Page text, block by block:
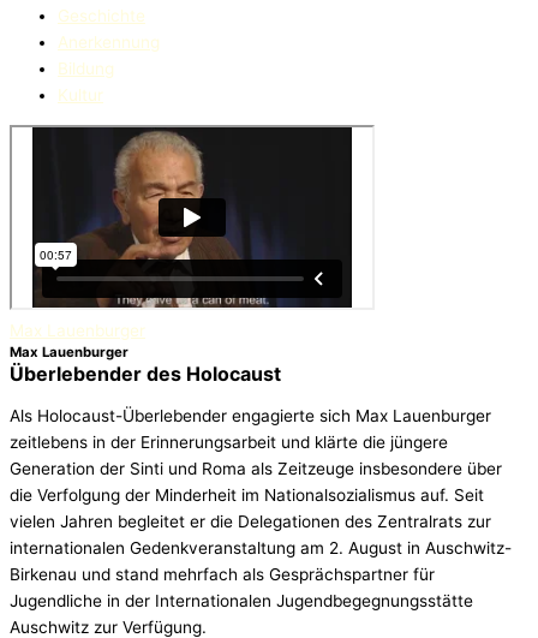
Geschichte
Anerkennung
Bildung
Kultur
Max Lauenburger
Max Lauenburger
Überlebender des Holocaust
Als Holocaust-Überlebender engagierte sich Max Lauenburger
zeitlebens in der Erinnerungsarbeit und klärte die jüngere
Generation der Sinti und Roma als Zeitzeuge insbesondere über
die Verfolgung der Minderheit im Nationalsozialismus auf. Seit
vielen Jahren begleitet er die Delegationen des Zentralrats zur
internationalen Gedenkveranstaltung am 2. August in Auschwitz-
Birkenau und stand mehrfach als Gesprächspartner für
Jugendliche in der Internationalen Jugendbegegnungsstätte
Auschwitz zur Verfügung.